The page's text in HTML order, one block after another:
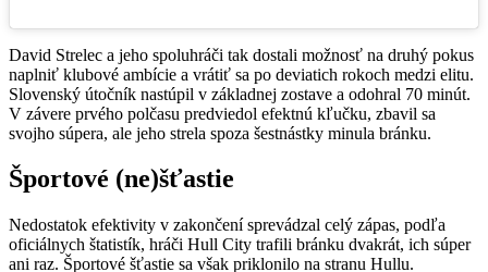
David Strelec a jeho spoluhráči tak dostali možnosť na druhý pokus
naplniť klubové ambície a vrátiť sa po deviatich rokoch medzi elitu.
Slovenský útočník nastúpil v základnej zostave a odohral 70 minút.
V závere prvého polčasu predviedol efektnú kľučku, zbavil sa
svojho súpera, ale jeho strela spoza šestnástky minula bránku.
Športové (ne)šťastie
Nedostatok efektivity v zakončení sprevádzal celý zápas, podľa
oficiálnych štatistík, hráči Hull City trafili bránku dvakrát, ich súper
ani raz. Športové šťastie sa však priklonilo na stranu Hullu.